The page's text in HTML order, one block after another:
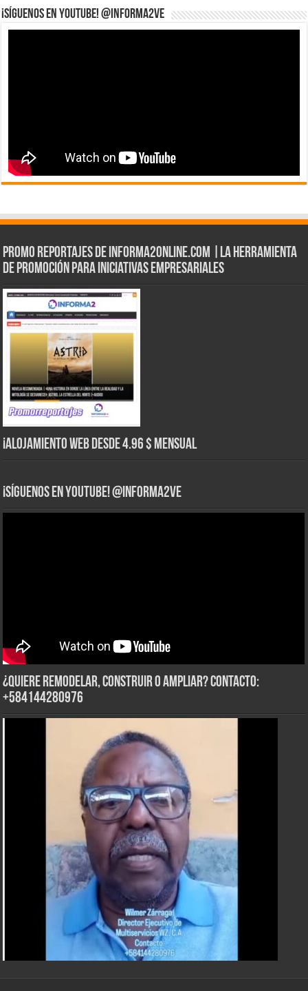
¡Síguenos en YouTube! @informa2ve
Promo Reportajes de informa2online.com |La herramienta
de Promoción para iniciativas empresariales
¡Alojamiento web Desde 4.96 $ Mensual
¡Síguenos en YouTube! @informa2ve
¿Quiere Remodelar, Construir o Ampliar? Contacto:
+584144280976